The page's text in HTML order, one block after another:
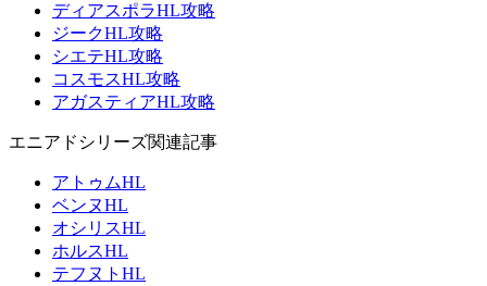
ディアスポラHL攻略
ジークHL攻略
シエテHL攻略
コスモスHL攻略
アガスティアHL攻略
エニアドシリーズ関連記事
アトゥムHL
ベンヌHL
オシリスHL
ホルスHL
テフヌトHL